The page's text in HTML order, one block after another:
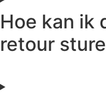
Hoe kan ik
retour